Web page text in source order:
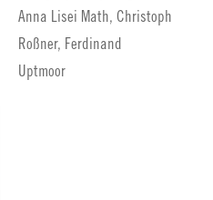
Anna Lisei Math, Christoph
Roßner, Ferdinand
Uptmoor